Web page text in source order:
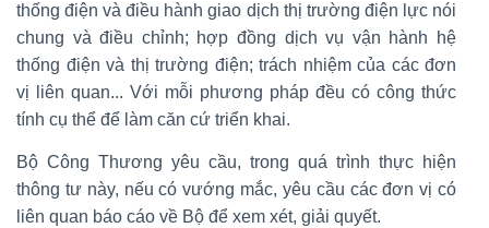
thống điện và điều hành giao dịch thị trường điện lực nói
chung và điều chỉnh; hợp đồng dịch vụ vận hành hệ
thống điện và thị trường điện; trách nhiệm của các đơn
vị liên quan... Với mỗi phương pháp đều có công thức
tính cụ thể để làm căn cứ triển khai.
Bộ Công Thương yêu cầu, trong quá trình thực hiện
thông tư này, nếu có vướng mắc, yêu cầu các đơn vị có
liên quan báo cáo về Bộ để xem xét, giải quyết.